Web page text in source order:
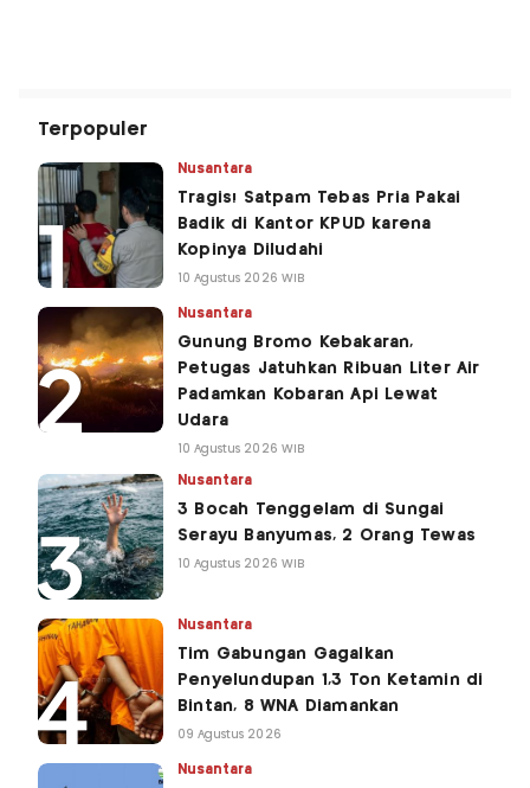
Terpopuler
Nusantara
Tragis! Satpam Tebas Pria Pakai
Badik di Kantor KPUD karena
Kopinya Diludahi
10 Agustus 2026 WIB
Nusantara
Gunung Bromo Kebakaran,
Petugas Jatuhkan Ribuan Liter Air
Padamkan Kobaran Api Lewat
Udara
10 Agustus 2026 WIB
Nusantara
3 Bocah Tenggelam di Sungai
Serayu Banyumas, 2 Orang Tewas
10 Agustus 2026 WIB
Nusantara
Tim Gabungan Gagalkan
Penyelundupan 1,3 Ton Ketamin di
Bintan, 8 WNA Diamankan
09 Agustus 2026
Nusantara